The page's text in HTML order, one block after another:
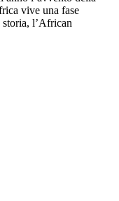
vive una fase
l’African